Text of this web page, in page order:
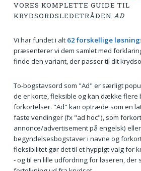
VORES KOMPLETTE GUIDE TIL
KRYDSORDSLEDETRÅDEN AD
Vi har fundet i alt 62 forskellige
præsenterer vi dem samlet med
finde den variant, der passer til dit
To-bogstavsord som "Ad" er særligt
de er korte, fleksible og kan dække flere
forkortelser. "Ad" kan optræde som en
faste vendinger (fx "ad hoc"), som
annonce/advertisement på engelsk)
begyndelsesbogstaver i navne og
fleksibilitet gør det til et hyppigt valg for
- og til en lille udfordring for løseren, der